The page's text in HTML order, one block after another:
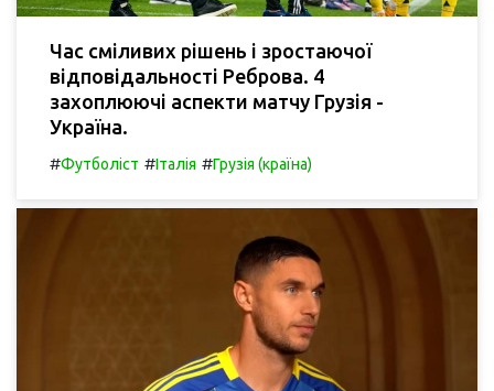
Час сміливих рішень і зростаючої
відповідальності Реброва. 4
захоплюючі аспекти матчу Грузія -
Україна.
#Футболіст #Італія #Грузія (країна)